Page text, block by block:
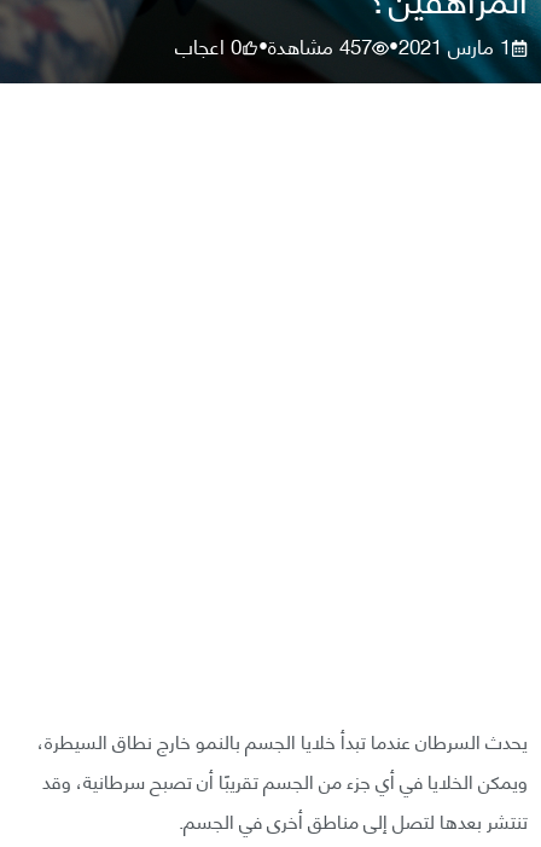
1 مارس 2021 •
457مشاهدة•
0اعجاب
يحدث السرطان عندما تبدأ خلايا الجسم بالنمو خارج نطاق السيطرة،
ويمكن الخلايا في أي جزء من الجسم تقريبًا أن تصبح سرطانية، وقد
تنتشر بعدها لتصل إلى مناطق أخرى في الجسم.